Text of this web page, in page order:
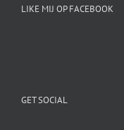
LIKE MIJ OP FACEBOOK
GET SOCIAL